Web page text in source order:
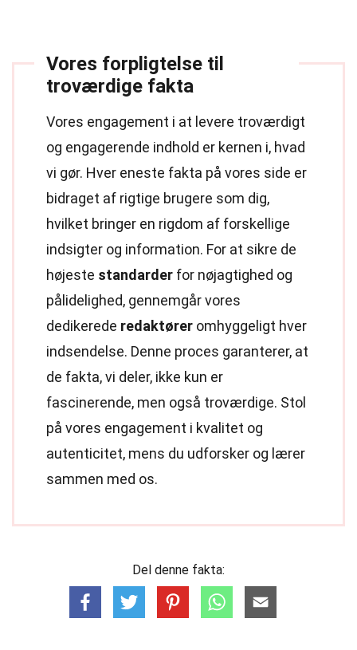
Vores forpligtelse til
troværdige fakta
Vores engagement i at levere troværdigt
og engagerende indhold er kernen i, hvad
vi gør. Hver eneste fakta på vores side er
bidraget af rigtige brugere som dig,
hvilket bringer en rigdom af forskellige
indsigter og information. For at sikre de
højeste standarder for nøjagtighed og
pålidelighed, gennemgår vores
dedikerede redaktører omhyggeligt hver
indsendelse. Denne proces garanterer, at
de fakta, vi deler, ikke kun er
fascinerende, men også troværdige. Stol
på vores engagement i kvalitet og
autenticitet, mens du udforsker og lærer
sammen med os.
Del denne fakta: